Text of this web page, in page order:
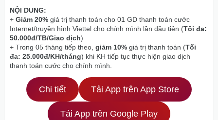
NỘI DUNG:
+ Giảm 20% giá trị thanh toán cho 01 GD thanh toán cước
Internet/truyền hình Viettel cho chính mình lần đầu tiên (Tối đa:
50.000đ/TB/Giao dịch)
+ Trong 05 tháng tiếp theo, giảm 10% giá trị thanh toán (Tối
đa: 25.000đ/KH/tháng) khi KH tiếp tục thực hiện giao dịch
thanh toán cước cho chính mình.
Chi tiết Tải App trên App Store
Tải App trên Google Play